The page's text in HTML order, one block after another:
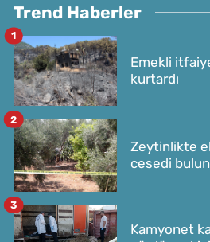
Trend Haberler
Emekli
kurtardı
1
Zeytinlikte
cesedi
2
Kamyonet
3